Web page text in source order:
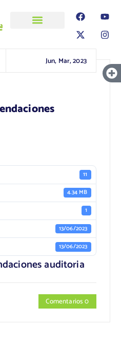
Jun, Mar, 2023
11
4.34 MB
1
13/06/2023
13/06/2023
auditoria
Comentarios 0